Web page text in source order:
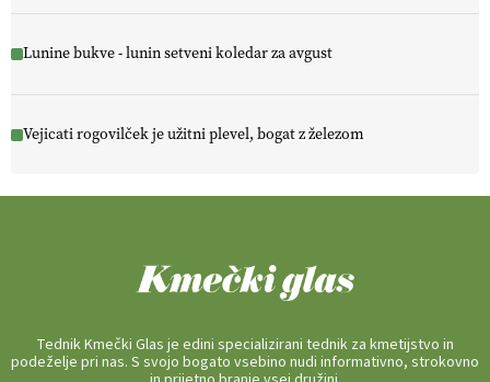
Lunine bukve - lunin setveni koledar za avgust
Vejicati rogovilček je užitni plevel, bogat z železom
Tednik Kmečki Glas je edini specializirani tednik za kmetijstvo in
podeželje pri nas. S svojo bogato vsebino nudi informativno, strokovno